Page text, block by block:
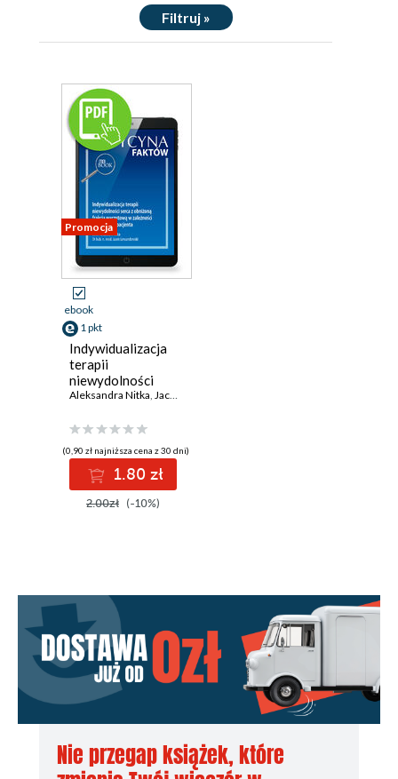
Filtruj »
Promocja
ebook
1 pkt
Indywidualizacja
terapii
niewydolności
serca z obniżoną
w zależności od
fenotypu pacjenta
Aleksandra Nitka, Jacek Lewandowski
(0,90 zł najniższa cena z 30 dni)
1.80 zł
2.00zł (-10%)
Nie przegap książek, które